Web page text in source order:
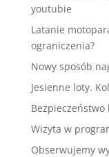
youtubie
Latanie
ograniczenia?
Nowy sposób
Jesienne loty.
Bezpieczeństwo
Wizyta w
Obserwujemy